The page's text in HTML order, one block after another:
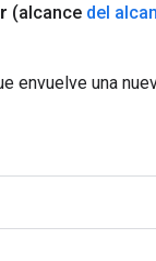
(alcance del
envuelve una